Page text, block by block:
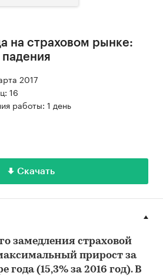
на страховом рынке:
2017
16
работы: 1 день
Скачать
замедления страховой
прирост за
года (15,3% за 2016 год). В